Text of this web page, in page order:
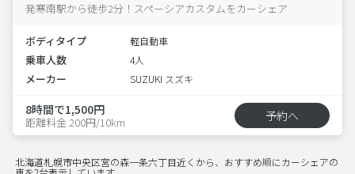
発寒南駅から徒歩2分！スペーシアカスタムをカーシェア
ボディタイプ 軽自動車
乗車人数 4人
メーカー SUZUKI スズキ
8時間で1,500円
距離料金 200円/10km 予約へ
北海道札幌市中央区宮の森一条六丁目近くから、おすすめ順にカーシェアの